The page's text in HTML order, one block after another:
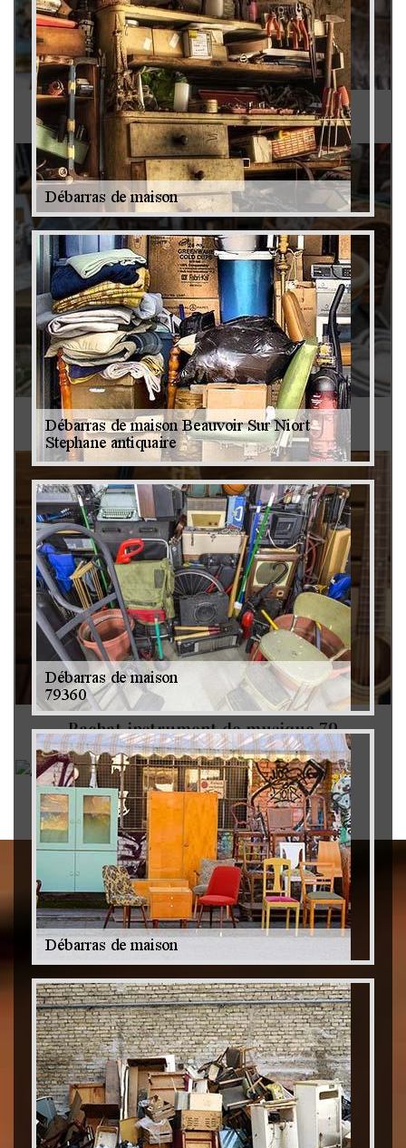
Antiquaire 79
Brocanteur 79
Rachat instrument de musique 79
Achat antiquité 79